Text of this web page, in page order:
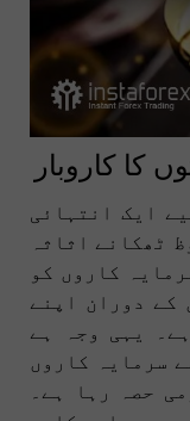
کا کاروبار
ایک انتہائی
ٹھکانے اثاثہ
کاروں کو
کے دوران اپنے
یہی وجہ ہے
سرمایہ کاروں
حصہ رہا ہے۔